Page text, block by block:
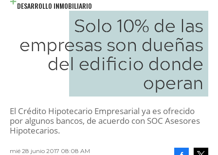
DESARROLLO INMOBILIARIO
Solo 10% de las
empresas son dueñas
del edificio donde
operan
El Crédito Hipotecario Empresarial ya es ofrecido
por algunos bancos, de acuerdo con SOC Asesores
Hipotecarios.
mié 28 junio 2017 08:08 AM